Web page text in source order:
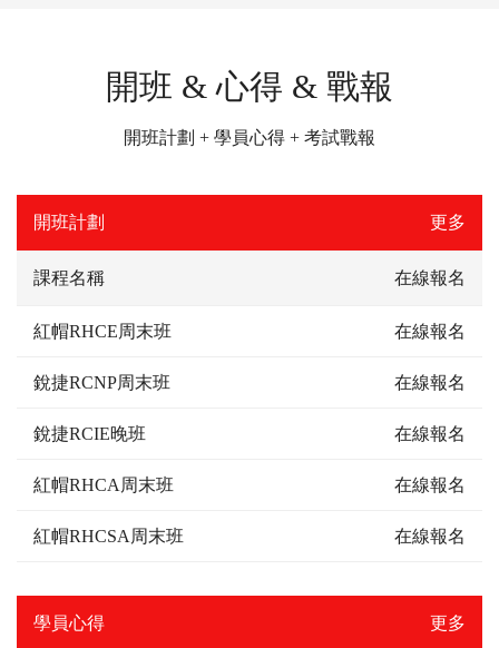
開班 & 心得 & 戰報
開班計劃 + 學員心得 + 考試戰報
開班計劃 更多
課程名稱 在線報名
紅帽RHCE周末班 在線報名
銳捷RCNP周末班 在線報名
銳捷RCIE晚班 在線報名
紅帽RHCA周末班 在線報名
紅帽RHCSA周末班 在線報名
學員心得 更多